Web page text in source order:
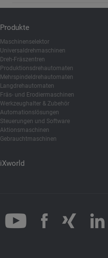
Produkte
Maschinenselektor
Universaldrehmaschinen
Dreh-Fräszentren
Produktionsdrehautomaten
Mehrspindeldrehautomaten
Langdrehautomaten
Fräs- und Erodiermaschinen
Werkzeughalter & Zubehör
Automationslösungen
Steuerungen und Software
Aktionsmaschinen
Gebrauchtmaschinen
iXworld